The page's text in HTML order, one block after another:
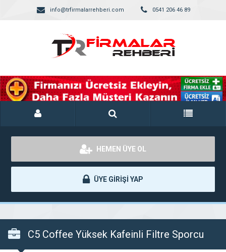
info@trfirmalarrehberi.com 0541 206 46 89
HEMEN ÜYE OL
ÜYE GİRİŞİ YAP
C5 Coffee Yüksek Kafeinli Filtre Sporcu